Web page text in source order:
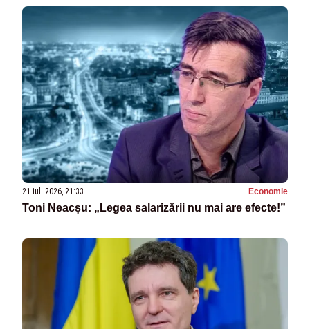
21 iul. 2026, 21:33 Economie
Toni Neacșu: „Legea salarizării nu mai are efecte!”